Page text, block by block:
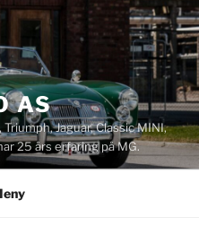
AS
Jaguar, Classic MINI,
25 års erfaring på MG.